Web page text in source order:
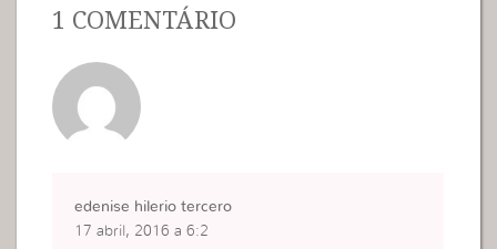
1 COMENTÁRIO
edenise hilerio tercero
17 abril, 2016 a 6:2